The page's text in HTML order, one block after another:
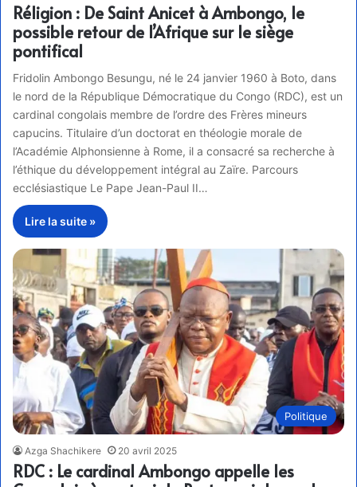
Réligion : De Saint Anicet à Ambongo, le
possible retour de l’Afrique sur le siège
pontifical
Fridolin Ambongo Besungu, né le 24 janvier 1960 à Boto, dans
le nord de la République Démocratique du Congo (RDC), est un
cardinal congolais membre de l’ordre des Frères mineurs
capucins. Titulaire d’un doctorat en théologie morale de
l’Académie Alphonsienne à Rome, il a consacré sa recherche à
l’éthique du développement intégral au Zaïre. Parcours
ecclésiastique Le Pape Jean-Paul II…
Lire la suite »
Politique
Azga Shachikere 20 avril 2025
RDC : Le cardinal Ambongo appelle les